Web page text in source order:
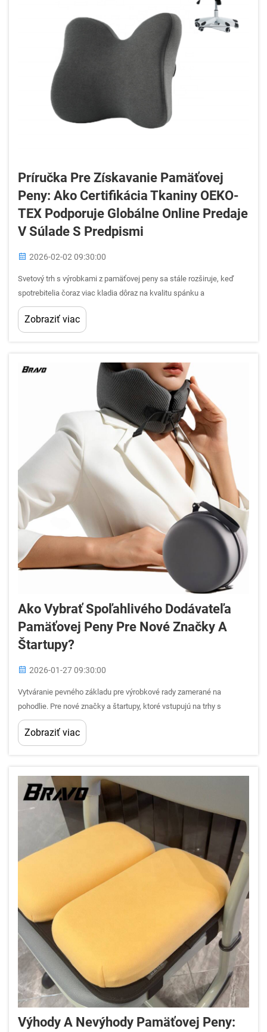
Príručka Pre Získavanie Pamäťovej
Peny: Ako Certifikácia Tkaniny OEKO-
TEX Podporuje Globálne Online Predaje
V Súlade S Predpismi
2026-02-02 09:30:00
Svetový trh s výrobkami z pamäťovej peny sa stále rozširuje, keď
spotrebitelia čoraz viac kladia dôraz na kvalitu spánku a
ergonomický komfort. Pre výrobcov a distribútorov, ktorí sa snažia
zabezpečiť úspešné medzinárodné predajné kanály, je dôležité
Zobraziť viac
Ako Vybrať Spoľahlivého Dodávateľa
Pamäťovej Peny Pre Nové Značky A
Štartupy?
2026-01-27 09:30:00
Vytváranie pevného základu pre výrobkové rady zamerané na
pohodlie. Pre nové značky a štartupy, ktoré vstupujú na trhy s
posteľným nábytkom, nábytkom alebo produktmi pre zdravie, je výber
materiálu jedným z najdôležitejších počiatočných rozhodnutí. Pena s
Zobraziť viac
Výhody A Nevýhody Pamäťovej Peny: